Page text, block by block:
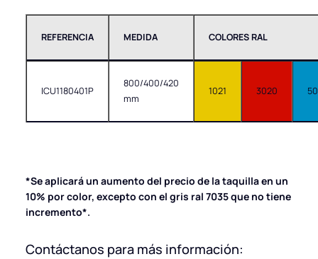
REFERENCIA MEDIDA COLORES RAL
ICU1180401P
800/400/420
mm
1021 3020
*Se aplicará un aumento del precio de la taquilla en un
10% por color, excepto con el gris ral 7035 que no tiene
incremento*.
Contáctanos para más información: